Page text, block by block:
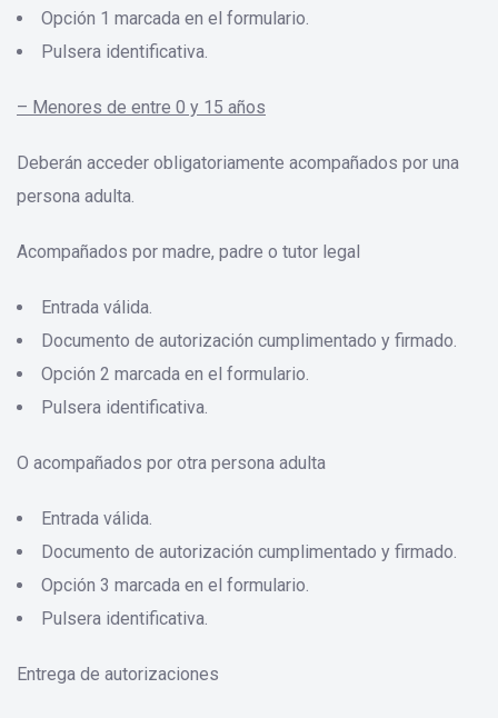
Opción 1 marcada en el formulario.
Pulsera identificativa.
– Menores de entre 0 y 15 años
Deberán acceder obligatoriamente acompañados por una
persona adulta.
Acompañados por madre, padre o tutor legal
Entrada válida.
Documento de autorización cumplimentado y firmado.
Opción 2 marcada en el formulario.
Pulsera identificativa.
O acompañados por otra persona adulta
Entrada válida.
Documento de autorización cumplimentado y firmado.
Opción 3 marcada en el formulario.
Pulsera identificativa.
Entrega de autorizaciones